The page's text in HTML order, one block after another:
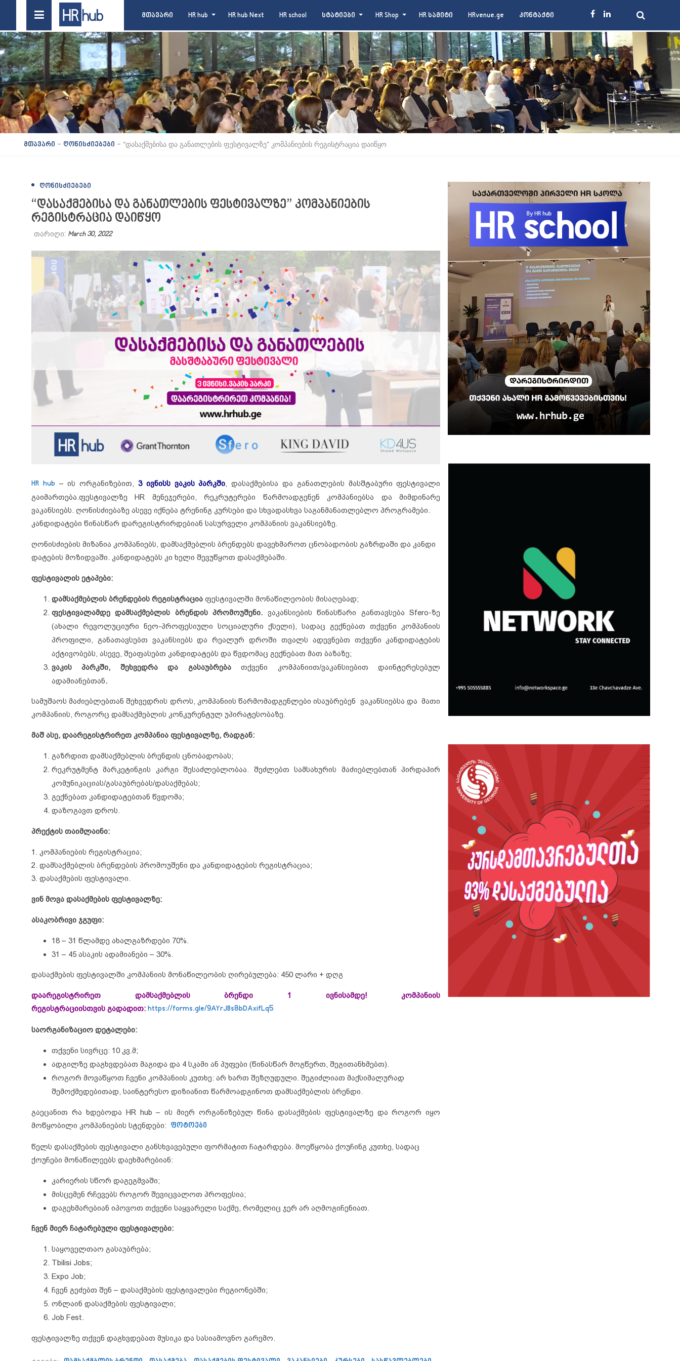
მთავარი HR hub HR hub Next HR school სტატიები HR Shop HR სამიტი HRvenue.ge კონტაქტი
მთავარი - ღონისძიებები - “დასაქმებისა და განათლების ფესტივალზე” კომპანიების რეგისტრაცია დაიწყო
ᲦᲝᲜᲘᲡᲫᲘᲔᲑᲔᲑᲘ
“დასაქმებისა და განათლების ფესტივალზე” კომპანიების
რეგისტრაცია დაიწყო
თარიღი: March 30, 2022
HR hub – ის ორგანიზებით, 3 ივნისს ვაკის პარკში , დასაქმებისა და განათლების მასშტაბური ფესტივალი
გაიმართება. ფესტივალზე HR მენეჯერები, რეკრუტერები წარმოადგენენ კომპანიებსა და მიმდინარე
ვაკანსიებს. ღონისძიებაზე ასევე იქნება ტრენინგ კურსები და სხვადასხვა საგანმანათლებლო პროგრამები.
კანდიდატები წინასწარ დარეგისტრირდებიან სასურველი კომპანიის ვაკანსიებზე.
ღონისძიების მიზანია კომპანიებს, დამსაქმებლის ბრენდებს დავეხმაროთ ცნობადობის გაზრდაში და კანდი
დატების მოზიდვაში. კანდიდატებს კი ხელი შევუწყოთ დასაქმებაში.
ფესტივალის ეტაპები:
დამსაქმებლის ბრენდების რეგისტრაცია ფესტივალში მონაწილეობის მისაღებად;
ფესტივალამდე დამსაქმებლის ბრენდის პრომოუშენი. ვაკანსიების წინასწარი განთავსება Sfero-ზე
(ახალი რევოლუციური ნეო-პროფესიული სოციალური ქსელი), სადაც გექნებათ თქვენი კომპანიის
პროფილი, განათავსებთ ვაკანსიებს და რეალურ დროში თვალს ადევნებთ თქვენი კანდიდატების
აქტივობებს, ასევე, შეაფასებთ კანდიდატებს და წვდომაც გექნებათ მათ ბაზაზე;
ვაკის პარკში, შეხვედრა და გასაუბრებათქვენი კომპანიით/ვაკანსიებით დაინტერესებულ
ადამიანებთან.
სამუშაოს მაძიებლებთან შეხვედრის დროს, კომპანიის წარმომადგენლები ისაუბრებენ ვაკანსიებსა და მათი
კომპანიის, როგორც დამსაქმებლის კონკურენტულ უპირატესობაზე.
მაშ ასე, დაარეგისტრირეთ კომპანია ფესტივალზე, რადგან:
გაზრდით დამსაქმებლის ბრენდის ცნობადობას;
რეკრუტმენტ მარკეტინგის კარგი შესაძლებლობაა. შეძლებთ სამსახურის მაძიებლებთან პირდაპირ
კომუნიკაციას/გასაუბრებას/დასაქმებას;
გექნებათ კანდიდატებთან წვდომა;
დაზოგავთ დროს.
პრექტის თაიმლაინი:
1. კომპანიების რეგისტრაცია;
2. დამსაქმებლის ბრენდების პრომოუშენი და კანდიდატების რეგისტრაცია;
3. დასაქმების ფესტივალი.
ვინ მოვა დასაქმების ფესტივალზე:
ასაკობრივი ჯგუფი:
18 – 31 წლამდე ახალგაზრდები 70%.
31 – 45 ასაკის ადამიანები – 30%.
დასაქმების ფესტივალში კომპანიის მონაწილეობის ღირებულება: 450 ლარი + დღგ
დაარეგისტრირეთ დამსაქმებლის ბრენდი 1 ივნისამდე!კომპანიის
რეგისტრაციისთვის გადადით: https://forms.gle/9AYrJBs8bDAxifLq5
საორგანიზაციო დეტალები:
თქვენი სივრცე: 10 კვ.მ;
ადგილზე დაგხვდებათ მაგიდა და 4 სკამი ან პუფები (წინასწარ მოგწერთ, შეგითანხმებთ).
როგორ მოვაწყოთ ჩვენი კომპანიის კუთხე: არ ხართ შეზღუდული. შეგიძლიათ მაქსიმალურად
შემოქმედებითად, საინტერესო დიზიანით წარმოადგინოთ დამსაქმებლის ბრენდი.
გაეცანით რა ხდებოდა HR hub – ის მიერ ორგანიზებულ წინა დასაქმების ფესტივალზე და როგორ იყო
მოწყობილი კომპანიების სტენდები: ფოტოები
წელს დასაქმების ფესტივალი განსხვავებული ფორმატით ჩატარდება. მოეწყობა ქოუჩინგ კუთხე, სადაც
ქოუჩები მონაწილეებს დაეხმარებიან:
კარიერის სწორ დაგეგმვაში;
მისცემენ რჩევებს როგორ შევიცვალოთ პროფესია;
დაგეხმარებიან იპოვოთ თქვენი საყვარელი საქმე, რომელიც ჯერ არ აღმოგიჩენიათ.
ჩვენ მიერ ჩატარებული ფესტივალები:
საყოველთაო გასაუბრება;
Tbilisi Jobs;
Expo Job;
ჩვენ გეძებთ შენ – დასაქმების ფესტივალები რეგიონებში;
ონლაინ დასაქმების ფესტივალი;
Job Fest.
ფესტივალზე თქვენ დაგხვდებათ მუსიკა და სასიამოვნო გარემო.